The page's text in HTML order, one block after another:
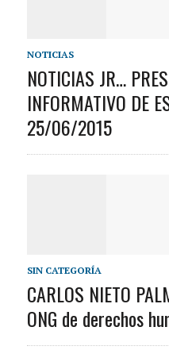
NOTICIAS
NOTICIAS JR…
INFORMATIVO DE
25/06/2015
SIN CATEGORÍA
CARLOS NIETO
ONG de derechos